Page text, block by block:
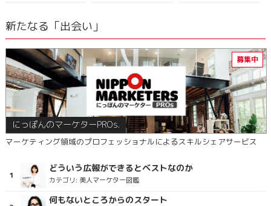
新たなる「出会い」
にっぽんのマーケターPROs.
マーケティング領域のプロフェッショナルによるスキルシェアサービス
どういう広報ができるとベストなのか
カテゴリ: 美人マーケター図鑑
何もないところからのスタート